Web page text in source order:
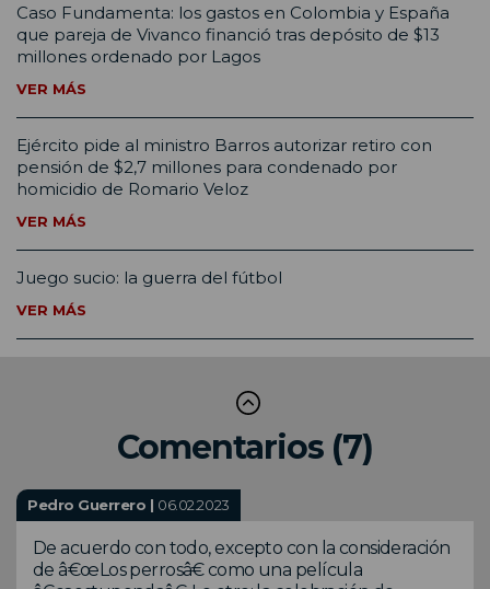
Caso Fundamenta: los gastos en Colombia y España
que pareja de Vivanco financió tras depósito de $13
millones ordenado por Lagos
VER MÁS
Ejército pide al ministro Barros autorizar retiro con
pensión de $2,7 millones para condenado por
homicidio de Romario Veloz
VER MÁS
Juego sucio: la guerra del fútbol
VER MÁS
Comentarios (7)
Pedro Guerrero | 06.02.2023
De acuerdo con todo, excepto con la consideración
de â€œLos perrosâ€ como una película